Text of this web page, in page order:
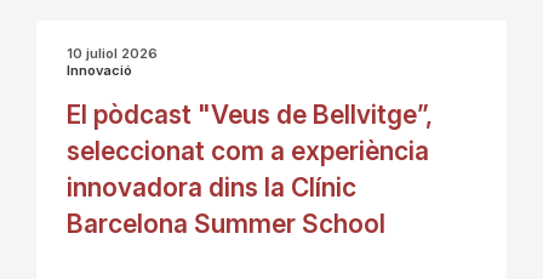
10 juliol 2026
Innovació
El pòdcast "Veus de Bellvitge”,
seleccionat com a experiència
innovadora dins la Clínic
Barcelona Summer School